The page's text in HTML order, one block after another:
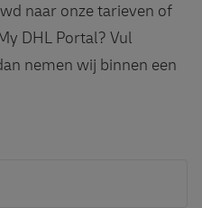
naar onze tarieven of
DHL Portal? Vul
nemen wij binnen een